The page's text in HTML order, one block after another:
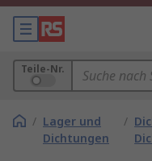
Teile-Nr.
/ Lager und
Dichtungen
/